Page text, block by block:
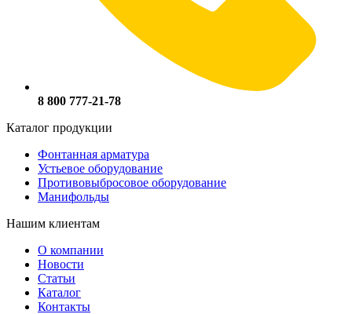
8 800 777-21-78
Каталог продукции
Фонтанная арматура
Устьевое оборудование
Противовыбросовое оборудование
Манифольды
Нашим клиентам
О компании
Новости
Статьи
Каталог
Контакты